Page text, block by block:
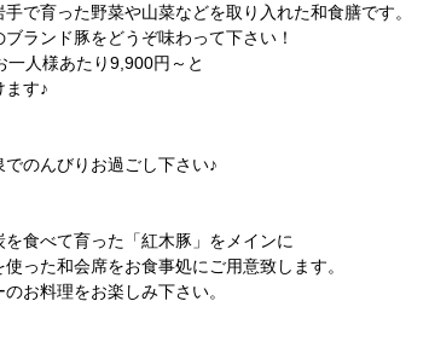
で育った野菜や山菜などを取り入れた和食膳です。
ランド豚をどうぞ味わって下さい！
一人様あたり9,900円～と
ます♪
のんびりお過ごし下さい♪
食べて育った「紅木豚」をメインに
った和会席をお食事処にご用意致します。
お料理をお楽しみ下さい。